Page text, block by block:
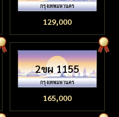
129,000
2ขผ 1155
165,000